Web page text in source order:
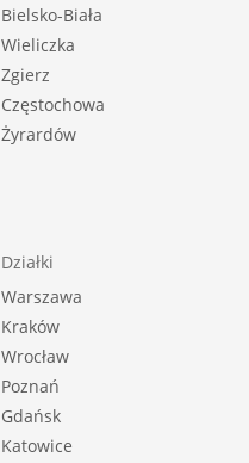
Bielsko-Biała
Wieliczka
Zgierz
Częstochowa
Żyrardów
Działki
Warszawa
Kraków
Wrocław
Poznań
Gdańsk
Katowice